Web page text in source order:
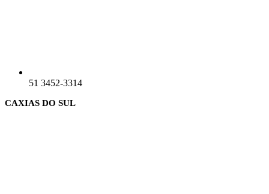
51 3452-3314
CAXIAS DO SUL